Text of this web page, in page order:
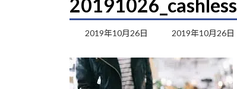
20191026_cashless
2019年10月26日
最
新
2019年10月26日